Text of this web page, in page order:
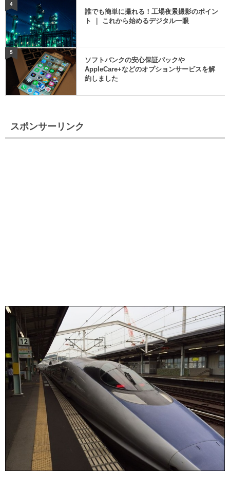
4
誰でも簡単に撮れる！工場夜景撮影のポイン
ト ｜ これから始めるデジタル一眼
5
ソフトバンクの安心保証パックや
AppleCare+などのオプションサービスを解
約しました
スポンサーリンク